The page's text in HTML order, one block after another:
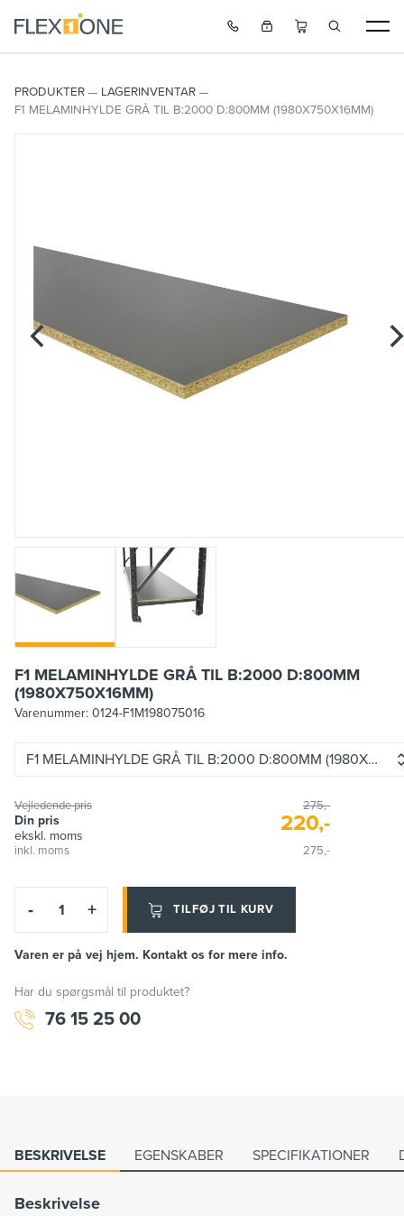
PRODUKTER
LAGERINVENTAR
F1 MELAMINHYLDE GRÅ TIL B:2000 D:800MM (1980X750X16MM)
F1 MELAMINHYLDE GRÅ TIL B:2000 D:800MM
(1980X750X16MM)
Varenummer: 0124-F1M198075016
F1 MELAMINHYLDE GRÅ TIL B:2000 D:800MM
Vejledende pris 275,-
Din pris
ekskl. moms
220,-
inkl. moms 275,-
- + TILFØJ TIL KURV
Varen er på vej hjem. Kontakt os for mere info.
Har du spørgsmål til produktet?
76 15 25 00
BESKRIVELSE EGENSKABER SPECIFIKATIONER
Beskrivelse